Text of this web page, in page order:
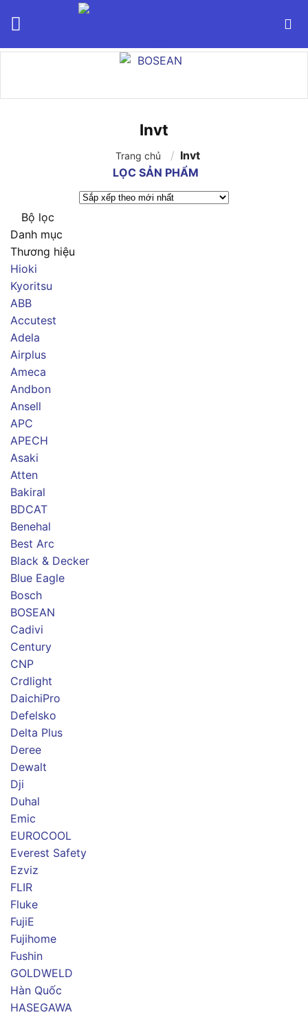
Invt
Trang chủ / Invt
LỌC SẢN PHẨM
Bộ lọc
Danh mục
Thương hiệu
Hioki
Kyoritsu
ABB
Accutest
Adela
Airplus
Ameca
Andbon
Ansell
APC
APECH
Asaki
Atten
Bakiral
BDCAT
Benehal
Best Arc
Black & Decker
Blue Eagle
Bosch
BOSEAN
Cadivi
Century
CNP
Crdlight
DaichiPro
Defelsko
Delta Plus
Deree
Dewalt
Dji
Duhal
Emic
EUROCOOL
Everest Safety
Ezviz
FLIR
Fluke
FujiE
Fujihome
Fushin
GOLDWELD
Hàn Quốc
HASEGAWA